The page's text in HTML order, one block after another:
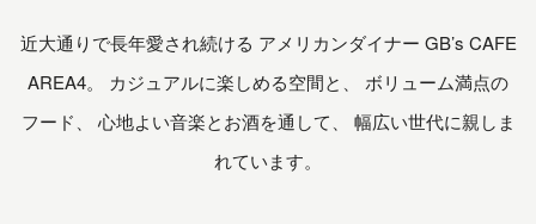
近大通りで長年愛され続ける アメリカンダイナー GB’s CAFE
AREA4。 カジュアルに楽しめる空間と、 ボリューム満点の
フード、 心地よい音楽とお酒を通して、 幅広い世代に親しま
れています。